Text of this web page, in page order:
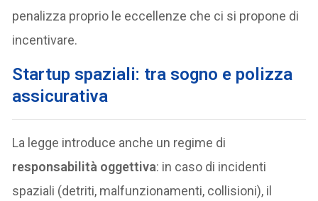
penalizza proprio le eccellenze che ci si propone di
incentivare.
Startup spaziali: tra sogno e polizza
assicurativa
La legge introduce anche un regime di
responsabilità oggettiva: in caso di incidenti
spaziali (detriti, malfunzionamenti, collisioni), il